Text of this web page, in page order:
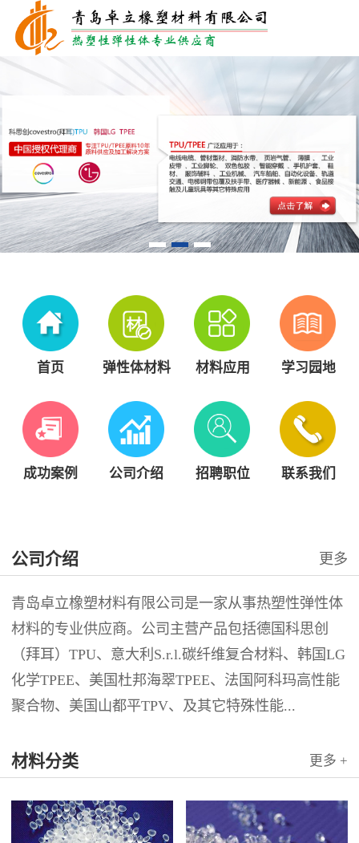
首页 弹性体材料 材料应用 学习园地
成功案例 公司介绍 招聘职位 联系我们
公司介绍 更多
青岛卓立橡塑材料有限公司是一家从事热塑性弹性体
材料的专业供应商。公司主营产品包括德国科思创
（拜耳）TPU、意大利S.r.l.碳纤维复合材料、韩国LG
化学TPEE、美国杜邦海翠TPEE、法国阿科玛高性能
聚合物、美国山都平TPV、及其它特殊性能...
材料分类 更多 +